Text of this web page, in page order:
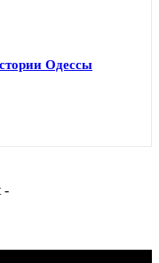
Одессы
-